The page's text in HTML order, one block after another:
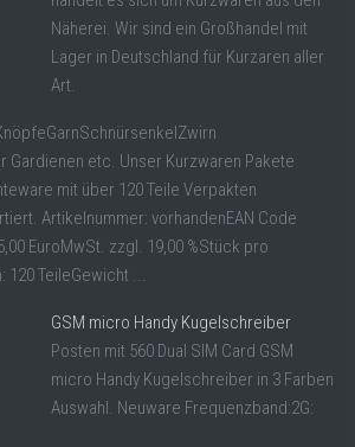
Näherei. Wir sind ein Großhandel mit
Lager in Deutschland für Kurzaren aller
Art.
Gardienen etc. Unser Kurzwaren Pakete
mit über 120 Teile Verpakten
Artikelnummer: vorhandenEAN Code
EuroMwSt. zzgl. 19,00 %Stück pro
TeileGewicht ...
GSM micro Handy Kugelschreiber
Posten mit 560 Dual SIM Card GSM
micro Handy Kugelschreiber in 3 Farben
Auswahl. Neuware Frequenzband:2G: